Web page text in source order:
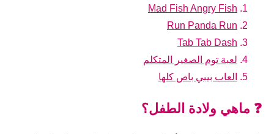
Mad Fish Angry Fish
Run Panda Run
Tab Tab Dash
لعبة توم الصغير المتكلم
العاب بيبي باص كلها
❓ ماهي ولادة الطفل؟